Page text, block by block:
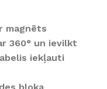
magnēts
360° un ievilkt
iekļauti
bloka